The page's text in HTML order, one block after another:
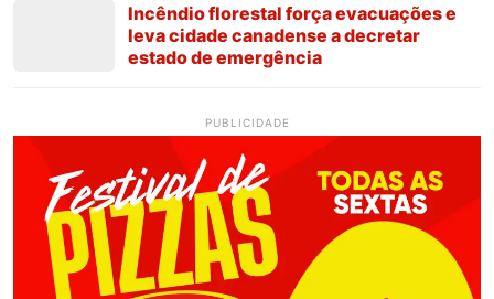
Incêndio florestal força evacuações e
leva cidade canadense a decretar
estado de emergência
PUBLICIDADE